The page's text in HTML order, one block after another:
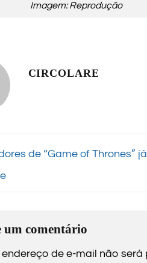
Imagem: Reprodução
CIRCOLARE
de “Game of Thrones”
um comentário
endereço de e-mail não será